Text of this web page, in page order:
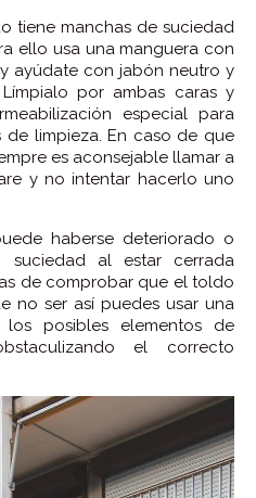
tiene manchas de suciedad
ello usa una manguera con
ayúdate con jabón neutro y
por ambas caras y
especial para
de limpieza. En caso de que
es aconsejable llamar a
y no intentar hacerlo uno
haberse deteriorado o
suciedad al estar cerrada
de comprobar que el toldo
no ser así puedes usar una
posibles elementos de
el correcto